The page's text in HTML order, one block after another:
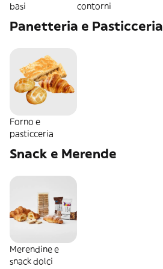
basi
contorni
Panetteria e Pasticceria
Forno e
pasticceria
Snack e Merende
Merendine e
snack dolci